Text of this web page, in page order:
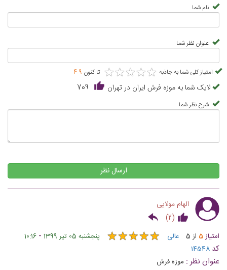
نام شما
عنوان نظر شما
امتیاز کلی شما به جاذبه ★★★★★
★★★★★ تا کنون 4.9
لایک شما به موزه فرش ایران در تهران 709
شرح نظر شما
ارسال نظر
الهام مولایی
(
2
)
امتیاز5 از 5 عالی ★★★★★
★★★★★ پنجشنبه 05 تیر 1399 -
10:16
کد 14548
عنوان نظر : موزه فرش